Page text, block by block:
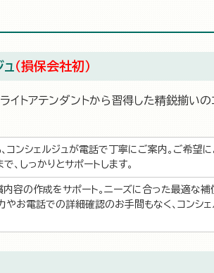
（損保会社初）
トアテンダントから習得した精鋭揃いの
コンシェルジュが電話で丁寧にご案内。ご希望
しっかりとサポートします。
容の作成をサポート。ニーズに合った最適な補
お電話での詳細確認のお手間もなく、コンシ